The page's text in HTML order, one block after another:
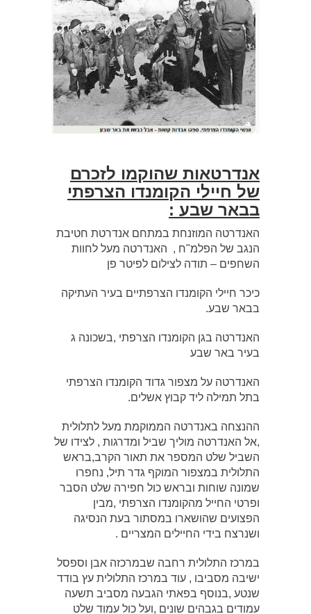
אנדרטאות שהוקמו לזכרם
של חיילי הקומנדו הצרפתי
בבאר שבע :
האנדרטה המוזנחת במתחם אנדרטת חטיבת
הנגב של הפלמ"ח , האנדרטה מעל לחוות
השחפים – תודה לצילום לפיטר פן
כיכר חיילי הקומנדו הצרפתיים בעיר העתיקה
בבאר שבע.
האנדרטה בגן הקומנדו הצרפתי ,בשכונה ג
בעיר באר שבע
האנדרטה על מצפור גדוד הקומנדו הצרפתי
בתל תמילה ליד קבוץ אשלים.
ההנצחה באנדרטה הממוקמת מעל לתלולית
,אל האנדרטה מוליך שביל ומדרגות , לצידו של
השביל שלט המספר את תאור הקרב,בראש
התלולית במצפור המוקף גדר תיל, נחפרו
שמונה שוחות ובראש כול חפירה שלט הסבר
ופרטי החייל מהקומנדו הצרפתי ,מבין
הפצועים שהושארו במסתור בעת הנסיגה
ושנרצח בידי החיילים המצריים .
במרכז התלולית רחבה שבמרכזה אבן וספסל
ישיבה מסביבו , עוד במרכז התלולית עץ בודד
שנטע ,בנוסף בפאתי הגבעה מסביב תשעה
עמודים בגבהים שונים ,ועל כול עמוד שלט